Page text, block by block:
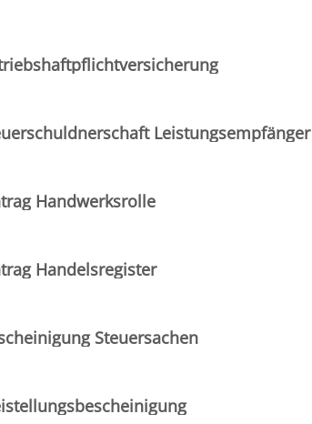
Leistungsempfänger
Handwerksrolle
Handelsregister
Steuersachen